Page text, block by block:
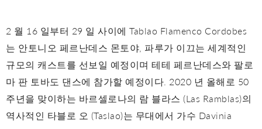
2 월 16 일부터 29 일 사이에 Tablao Flamenco Cordobes
는 안토니오 페르난데스 몬토야, 파루가 이끄는 세계적인
규모의 캐스트를 선보일 예정이며 테테 페르난데스와 팔로
마 판 토바도 댄스에 참가할 예정이다. 2020 년 올해로 50
주년을 맞이하는 바르셀로나의 람 블라스 (Las Ramblas)의
역사적인 타블로 오 (Taslao)는 무대에서 가수 Davinia